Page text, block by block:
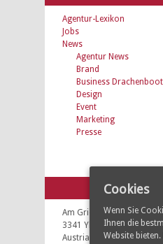
Agentur-Lexikon
Jobs
News
Agentur News
Brand
Business
Design
Event
Marketing
Presse
Am Gries 6
3341 Ybbsitz
Austria
Cookies
Wenn Sie
Ihnen die
Website bieten.